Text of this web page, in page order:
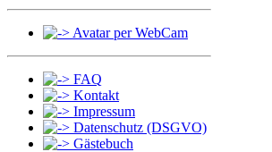
Avatar per WebCam
FAQ
Kontakt
Impressum
Datenschutz (DSGVO)
Gästebuch